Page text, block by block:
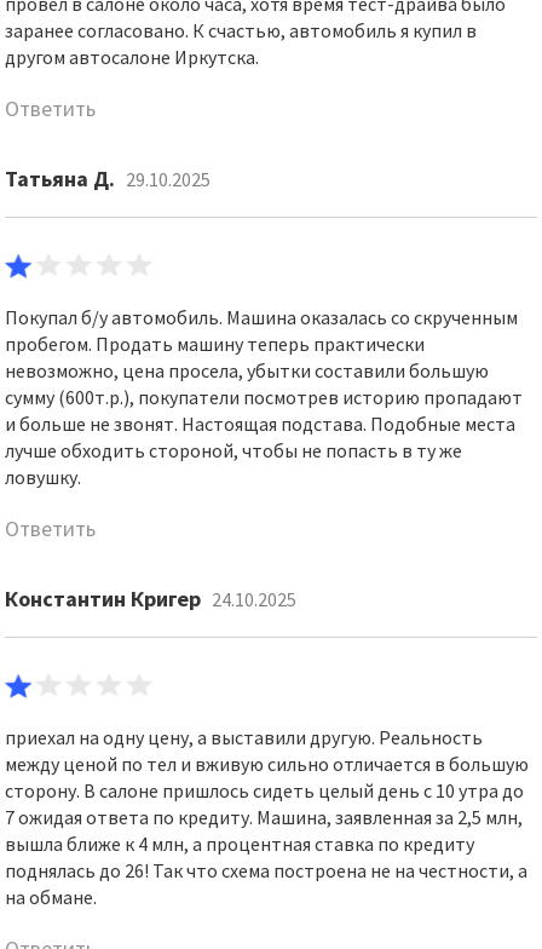
заранее согласовано. К счастью, автомобиль я купил в
другом автосалоне Иркутска.
Ответить
Татьяна Д. 29.10.2025
Покупал б/у автомобиль. Машина оказалась со скрученным
пробегом. Продать машину теперь практически
невозможно, цена просела, убытки составили большую
сумму (600т.р.), покупатели посмотрев историю пропадают
и больше не звонят. Настоящая подстава. Подобные места
лучше обходить стороной, чтобы не попасть в ту же
ловушку.
Ответить
Константин Кригер 24.10.2025
приехал на одну цену, а выставили другую. Реальность
между ценой по тел и вживую сильно отличается в большую
сторону. В салоне пришлось сидеть целый день с 10 утра до
7 ожидая ответа по кредиту. Машина, заявленная за 2,5 млн,
вышла ближе к 4 млн, а процентная ставка по кредиту
поднялась до 26! Так что схема построена не на честности, а
на обмане.